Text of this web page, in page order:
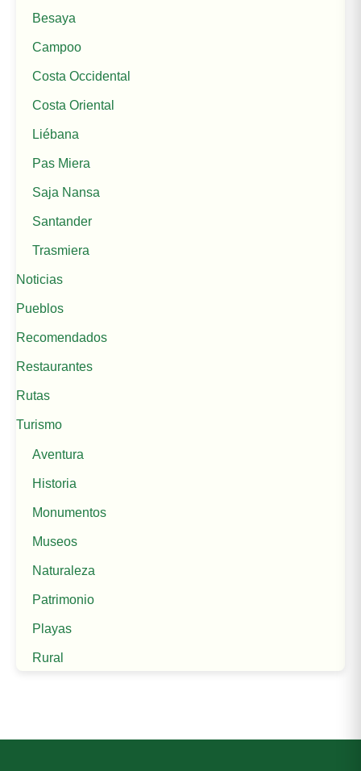
Besaya
Campoo
Costa Occidental
Costa Oriental
Liébana
Pas Miera
Saja Nansa
Santander
Trasmiera
Noticias
Pueblos
Recomendados
Restaurantes
Rutas
Turismo
Aventura
Historia
Monumentos
Museos
Naturaleza
Patrimonio
Playas
Rural